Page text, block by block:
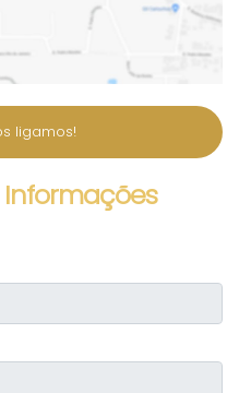
ligamos!